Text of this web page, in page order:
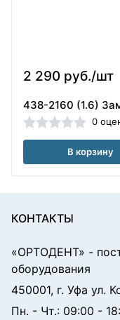
2 290 руб./шт
0
В корзину
КОНТАКТЫ
«ОРТОДЕНТ» -
оборудования
450001, г. Уфа ул.
Пн. - Чт.: 09:00 -